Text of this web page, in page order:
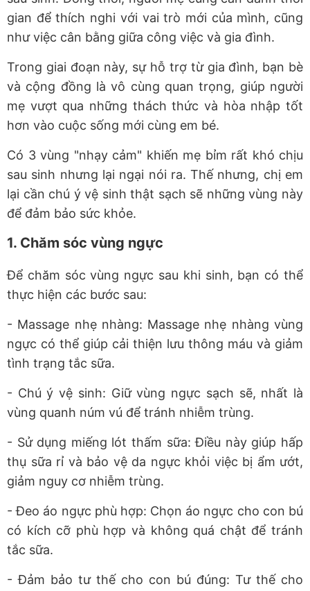
gian để thích nghi với vai trò mới của mình, cũng
như việc cân bằng giữa công việc và gia đình.
Trong giai đoạn này, sự hỗ trợ từ gia đình, bạn bè
và cộng đồng là vô cùng quan trọng, giúp người
mẹ vượt qua những thách thức và hòa nhập tốt
hơn vào cuộc sống mới cùng em bé.
Có 3 vùng "nhạy cảm" khiến mẹ bỉm rất khó chịu
sau sinh nhưng lại ngại nói ra. Thế nhưng, chị em
lại cần chú ý vệ sinh thật sạch sẽ những vùng này
để đảm bảo sức khỏe.
1. Chăm sóc vùng ngực
Để chăm sóc vùng ngực sau khi sinh, bạn có thể
thực hiện các bước sau:
- Massage nhẹ nhàng: Massage nhẹ nhàng vùng
ngực có thể giúp cải thiện lưu thông máu và giảm
tình trạng tắc sữa.
- Chú ý vệ sinh: Giữ vùng ngực sạch sẽ, nhất là
vùng quanh núm vú để tránh nhiễm trùng.
- Sử dụng miếng lót thấm sữa: Điều này giúp hấp
thụ sữa rỉ và bảo vệ da ngực khỏi việc bị ẩm ướt,
giảm nguy cơ nhiễm trùng.
- Đeo áo ngực phù hợp: Chọn áo ngực cho con bú
có kích cỡ phù hợp và không quá chật để tránh
tắc sữa.
- Đảm bảo tư thế cho con bú đúng: Tư thế cho